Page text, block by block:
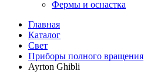
Фермы и оснастка
Главная
Каталог
Свет
Приборы полного вращения
Ayrton Ghibli